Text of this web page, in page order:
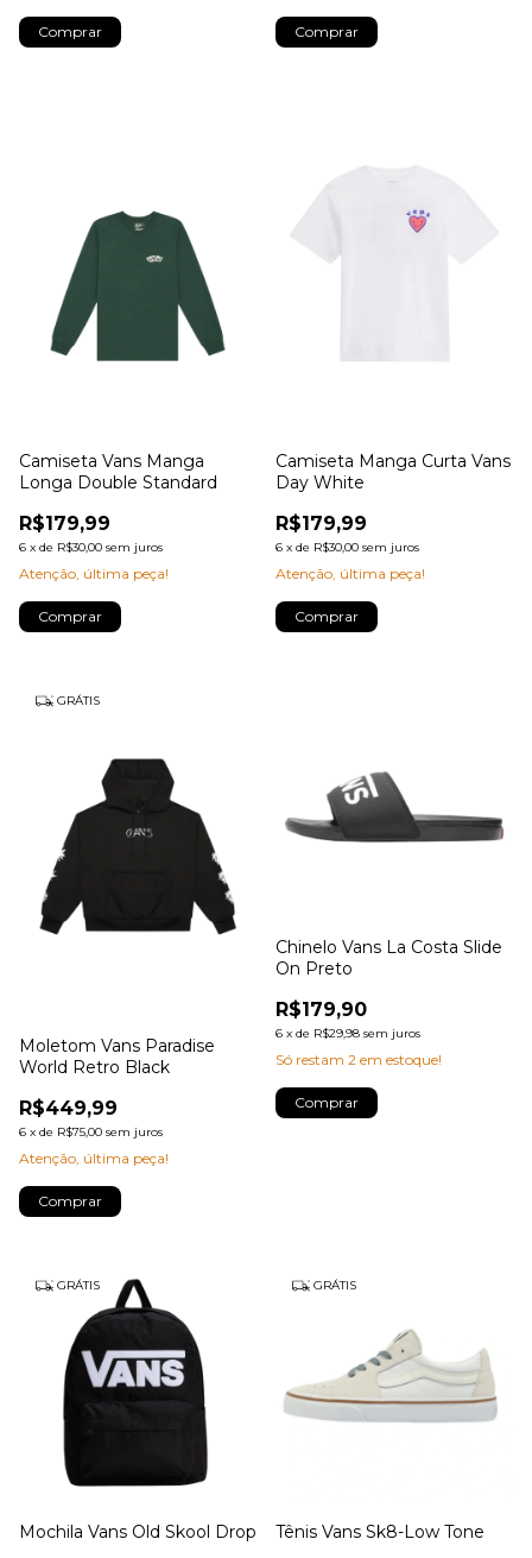
Comprar Comprar
Camiseta Vans Manga
Longa Double Standard
R$179,99
6 x de R$30,00 sem juros
Atenção, última peça!
Comprar
Camiseta Manga Curta Vans
Day White
R$179,99
6 x de R$30,00 sem juros
Atenção, última peça!
Comprar
GRÁTIS
Moletom Vans Paradise
World Retro Black
R$449,99
6 x de R$75,00 sem juros
Atenção, última peça!
Comprar
Chinelo Vans La Costa Slide
On Preto
R$179,90
6 x de R$29,98 sem juros
Só restam 2 em estoque!
Comprar
GRÁTIS
Mochila Vans Old Skool Drop
GRÁTIS
Tênis Vans Sk8-Low Tone